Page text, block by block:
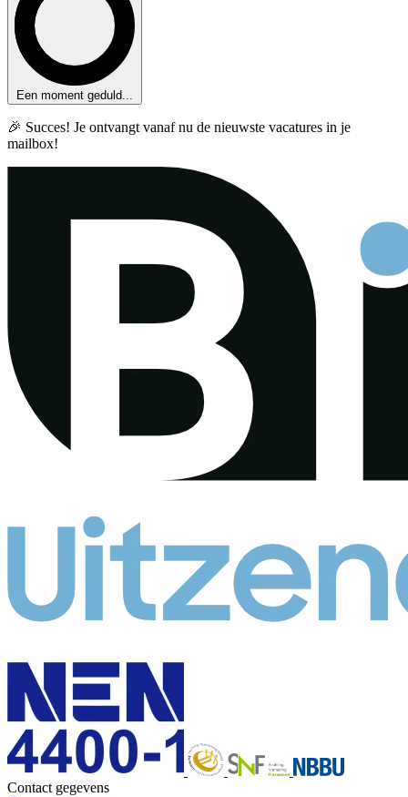
Een moment geduld...
🎉 Succes! Je ontvangt vanaf nu de nieuwste vacatures in je
mailbox!
Contact gegevens